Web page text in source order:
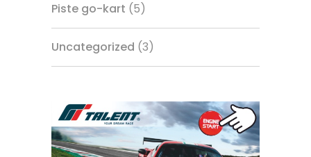
Piste go-kart (5)
Uncategorized (3)